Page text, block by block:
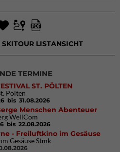
LISTANSICHT
TERMINE
ST. PÖLTEN
Pölten
bis 31.08.2026
Menschen Abenteuer
WellCom
bis 22.08.2026
- Freiluftkino im Gesäuse
Gesäuse Stmk